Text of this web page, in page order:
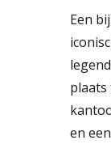
Een
en